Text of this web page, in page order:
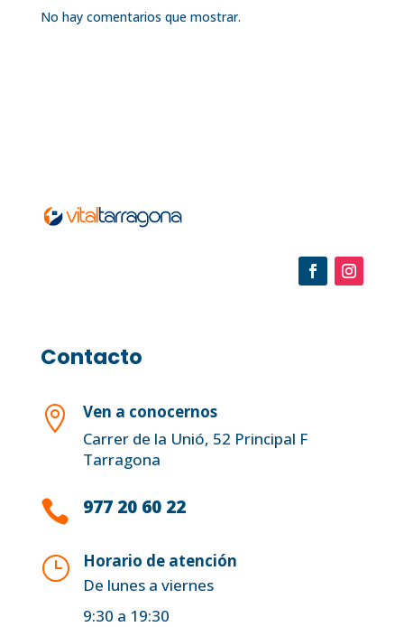
No hay comentarios que mostrar.
Contacto

Ven a conocernos
Carrer de la Unió, 52 Principal F
Tarragona
 977 20 60 22
}
Horario de atención
De lunes a viernes
9:30 a 19:30